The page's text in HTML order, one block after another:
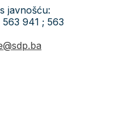
javnošću:
941 ; 563